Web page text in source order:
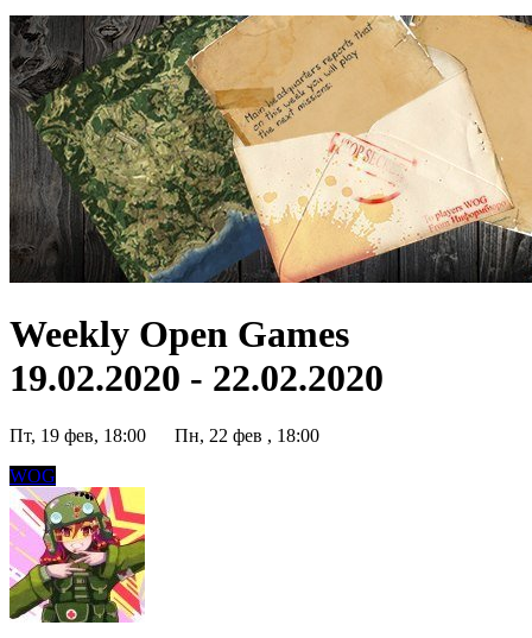
Weekly Open Games
19.02.2020 - 22.02.2020
Пт, 19 фев, 18:00
Пн, 22 фев , 18:00
WOG